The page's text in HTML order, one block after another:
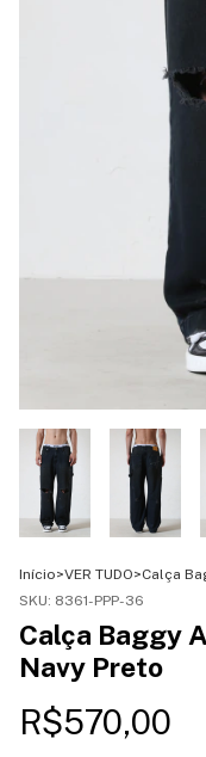
Início>VER TUDO>Calça
SKU: 8361-PPP-36
Calça Baggy
Navy Preto
R$570,00